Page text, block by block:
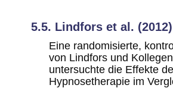
5.5. Lindfors et al. (2012)
Eine randomisierte,
von Lindfors und
untersuchte die Effekte
Hypnosetherapie im